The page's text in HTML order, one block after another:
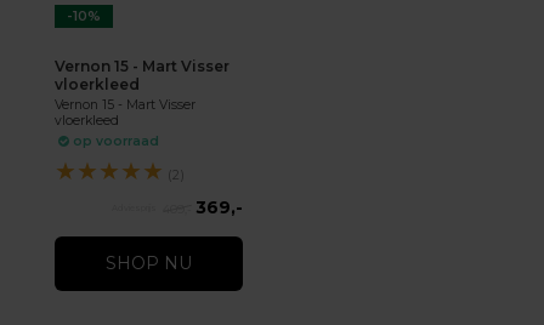
-10%
Vernon 15 - Mart Visser
vloerkleed
Vernon 15 - Mart Visser
vloerkleed
op voorraad
★★★★★ (2)
369,-
SHOP NU